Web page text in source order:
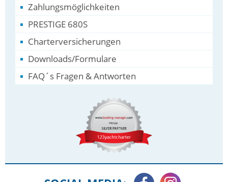
Zahlungsmöglichkeiten
PRESTIGE 680S
Charterversicherungen
Downloads/Formulare
FAQ´s Fragen & Antworten